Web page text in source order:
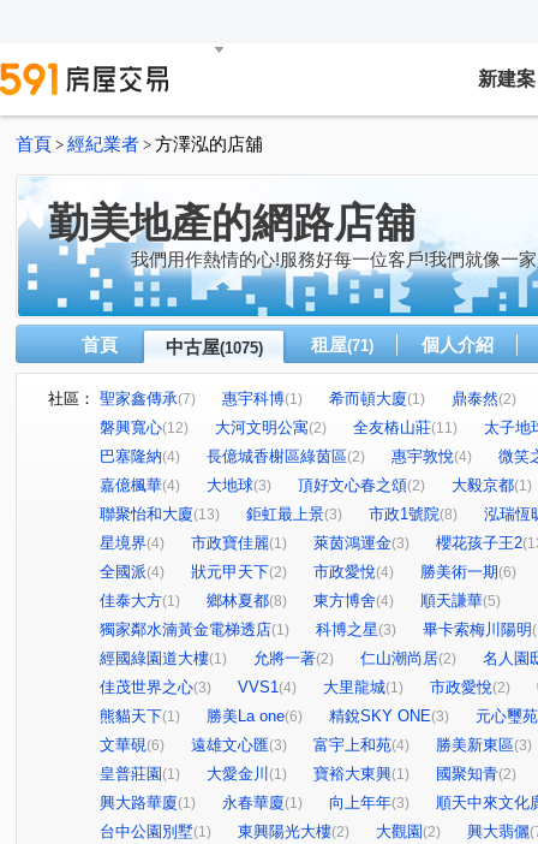
新建案
首頁 > 經紀業者 > 方澤泓的店舖
勤美地產的網路店舖
我們用作熱情的心!服務好每一位客戶!我們就像一
首頁 中古屋(1075) 租屋(71) 個人介紹
社區： 聖家鑫傳承(7) 惠宇科博(1) 希而頓大廈(1) 鼎泰然(2)
磐興寬心(12) 大河文明公寓(2) 全友樁山莊(11)
太子地
巴塞隆納(4) 長億城香榭區綠茵區(2) 惠宇敦悅(4)
微笑
嘉億楓華(4) 大地球(3) 頂好文心春之頌(2) 大毅京都(1)
聯聚怡和大廈(13) 鉅虹最上景(3) 市政1號院(8)
泓瑞恆
星境界(4) 市政寶佳麗(1) 萊茵鴻運金(3) 櫻花孩子王2
全國派(4) 狀元甲天下(2) 市政愛悅(4) 勝美術一期(6)
佳泰大方(1) 鄉林夏都(8) 東方博舍(4) 順天謙華(5)
獨家鄰水湳黃金電梯透店(1) 科博之星(3) 畢卡索梅川陽明
經國綠園道大樓(1) 允將一著(2) 仁山潮尚居(2)
名人園
佳茂世界之心(3) VVS1(4) 大里龍城(1) 市政愛悅(2)
熊貓天下(1) 勝美La one(6) 精銳SKY ONE(3)
元心璽苑
文華硯(6) 遠雄文心匯(3) 富宇上和苑(4) 勝美新東區(3)
皇普莊園 (1) 大愛金川 (1) 寶裕大東興(1) 國聚知青(2)
興大路華廈(1) 永春華廈(1) 向上年年(3)
順天中來文化
台中公園別墅(1) 東興陽光大樓(2) 大觀園 (2) 興大翡儷